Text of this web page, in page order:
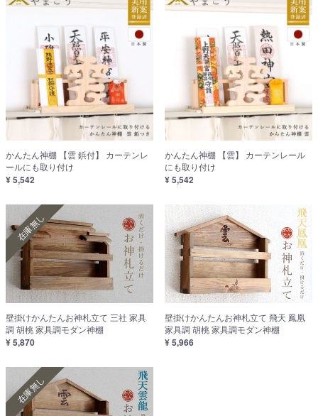
かんたん神棚 【雲 鋲付】 カーテンレ
ールにも取り付け
¥ 5,542
かんたん神棚 【雲】 カーテンレール
にも取り付け
¥ 5,542
在庫無し
壁掛けかんたんお神札立て 三社 家具
調 胡桃 家具調モダン神棚
¥ 5,870
壁掛けかんたんお神札立て 飛天 鳳凰
家具調 胡桃 家具調モダン神棚
¥ 5,966
在庫無し